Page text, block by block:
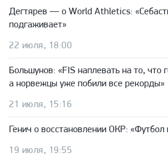
Дегтярев — о World Athletics:
подгаживает»
22 июля, 18:00
Большунов: «FIS наплевать на то, что
а норвежцы уже побили все рекорды»
21 июля, 15:16
Генич о восстановлении ОКР:
19 июля, 19:55